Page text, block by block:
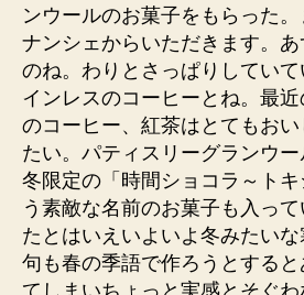
ンウールのお菓子をもらった
ナンシェからいただきます。
のね。わりとさっぱりしてい
インレスのコーヒーとね。最
のコーヒー、紅茶はとてもお
たい。パティスリーグランウ
冬限定の「時間ショコラ～ト
う素敵な名前のお菓子も入っ
たとはいえいよいよ冬みたい
句も春の季語で作ろうとする
てしまいちょっと実感とそぐ